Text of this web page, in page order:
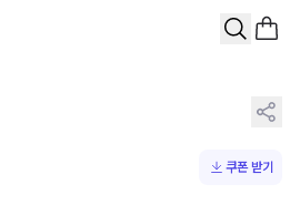
쿠폰 받기